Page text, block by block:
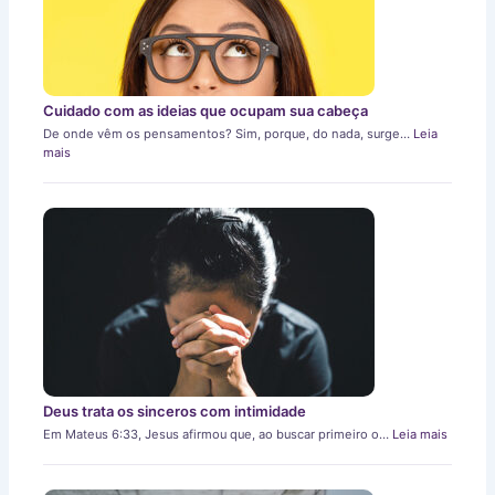
Cuidado com as ideias que ocupam sua cabeça
De onde vêm os pensamentos? Sim, porque, do nada, surge… Leia
mais
Deus trata os sinceros com intimidade
Em Mateus 6:33, Jesus afirmou que, ao buscar primeiro o… Leia mais